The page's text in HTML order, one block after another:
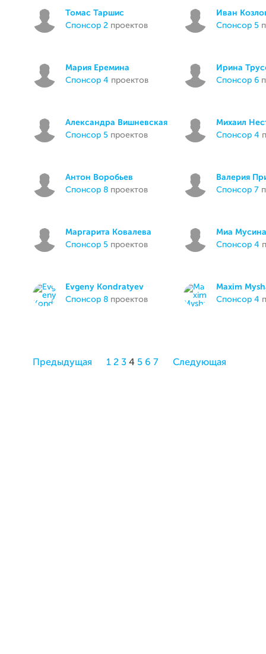
Томас Таршис
спонсор 2 проектов
Иван
спонсор 5
Мария Еремина
спонсор 4 проектов
Ирина
спонсор 6
Александра Вишневская
спонсор 5 проектов
Михаил
спонсор 4
Антон Воробьев
спонсор 8 проектов
Валерия
спонсор 7
Маргарита Ковалева
спонсор 5 проектов
Миа Мусина
спонсор 4
Evgeny Kondratyev
спонсор 8 проектов
Maxim
спонсор 4
Предыдущая 1 2 3 4 5 6 7 Следующая